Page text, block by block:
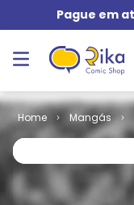
Pague em
Mangás